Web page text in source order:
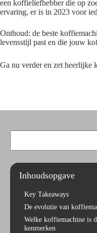
een koffieliefhebber die op
ervaring, er is in 2023 voor
Onthoud: de beste
levensstijl past en die jouw
Ga nu verder en zet heerlijke
Inhoudsopgave
Key Takeaways
De evolutie van
Welke koffiemachine is
kenmerken